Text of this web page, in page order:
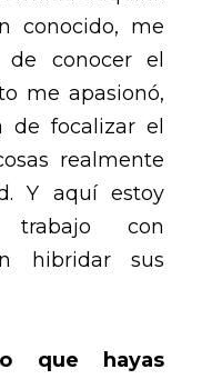
conocido, me
conocer el
me apasionó,
focalizar el
realmente
Y aquí estoy
trabajo con
hibridar sus
que hayas